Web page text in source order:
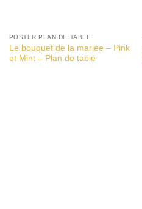
POSTER PLAN DE TABLE
Le bouquet de la mariée – Pink
et Mint – Plan de table